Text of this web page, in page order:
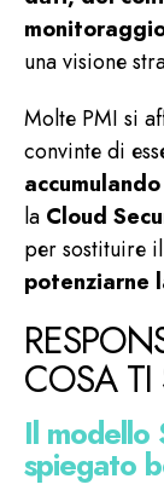
una visione
Molte PMI si
convinte di
la Cloud
per sostituire
potenziarne
COSA TI
Il modello
spiegato